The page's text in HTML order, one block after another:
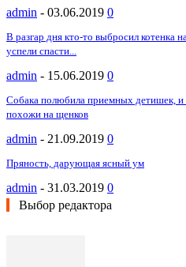
admin - 03.06.2019 0
В разгар дня кто-то выбросил котенка
успели спасти...
admin - 15.06.2019 0
Собака полюбила приемных детишек, и
похожи на щенков
admin - 21.09.2019 0
Пряность, дарующая ясный ум
admin - 31.03.2019 0
Выбор редактора